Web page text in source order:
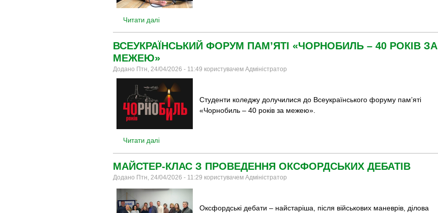
Читати далі
ВСЕУКРАЇНСЬКИЙ ФОРУМ ПАМ’ЯТІ «ЧОРНОБИЛЬ – 40 РОКІВ ЗА
МЕЖЕЮ»
Додано Птн, 24/04/2026 - 11:49 користувачем Адміністратор
Студенти коледжу долучилися до Всеукраїнського форуму пам’яті
«Чорнобиль – 40 років за межею».
Читати далі
МАЙСТЕР-КЛАС З ПРОВЕДЕННЯ ОКСФОРДСЬКИХ ДЕБАТІВ
Додано Птн, 24/04/2026 - 11:29 користувачем Адміністратор
Оксфордські дебати – найстаріша, після військових маневрів, ділова